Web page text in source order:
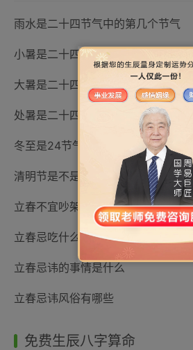
雨水是二十四节气中的第几个节气
小暑是二十四节气中的第几个节气
大暑是二十四节气中的第几个节气
处暑是二十四节气中的第几个节气
冬至是24节气当中的第几个节气
清明节是不是24节气里面的
立春不宜吵架
立春忌吃什么食物
立春忌讳的事情是什么
立春忌讳风俗有哪些
免费生辰八字算命